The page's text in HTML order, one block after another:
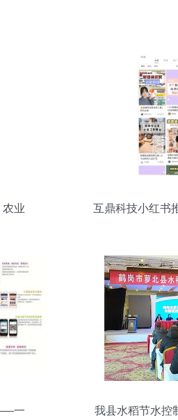
业
互鼎科技小红书
一
我县水稻节水控